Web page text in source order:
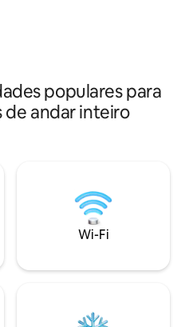
populares para
de andar inteiro
Wi-Fi